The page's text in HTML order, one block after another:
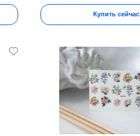
Купить сейчас